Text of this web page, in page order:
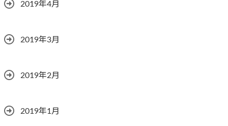
2019年4月
2019年3月
2019年2月
2019年1月